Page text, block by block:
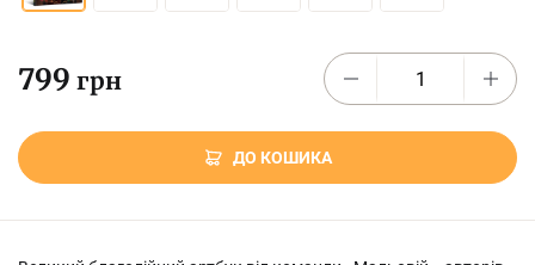
799 грн
ДО КОШИКА